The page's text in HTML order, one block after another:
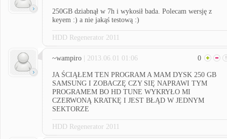
250GB dziabnął w 7h i wykosił bada. Polecam wersję z
keyem :) a nie jakąś testową :)
HDD Regenerator 2011
~wampiro | 2013.06.01 01:06 0
JA ŚCIĄŁEM TEN PROGRAM A MAM DYSK 250 GB
SAMSUNG I ZOBACZĘ CZY SIĘ NAPRAWI TYM
PROGRAMEM BO HD TUNE WYKRYŁO MI
CZERWONĄ KRATKĘ I JEST BŁĄD W JEDNYM
SEKTORZE
HDD Regenerator 2011